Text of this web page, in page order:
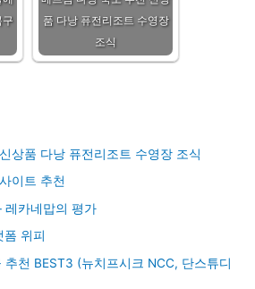
구
품 다낭 퓨전리조트 수영장
조식
상품 다낭 퓨전리조트 수영장 조식
이트 추천
레카네맙의 평가
폼 위피
천 BEST3 (뉴치프시크 NCC, 단스튜디